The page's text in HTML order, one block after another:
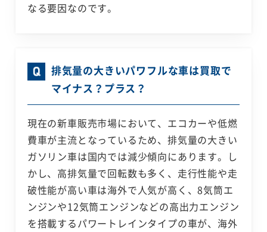
なる要因なのです。
排気量の大きいパワフルな車は買取で
マイナス？プラス？
現在の新車販売市場において、エコカーや低燃
費車が主流となっているため、排気量の大きい
ガソリン車は国内では減少傾向にあります。し
かし、高排気量で回転数も多く、走行性能や走
破性能が高い車は海外で人気が高く、8気筒エ
ンジンや12気筒エンジンなどの高出力エンジン
を搭載するパワートレインタイプの車が、海外